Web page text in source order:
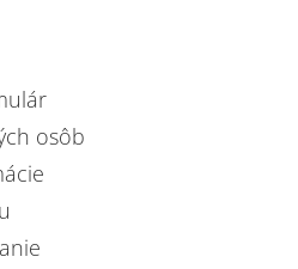
osôb